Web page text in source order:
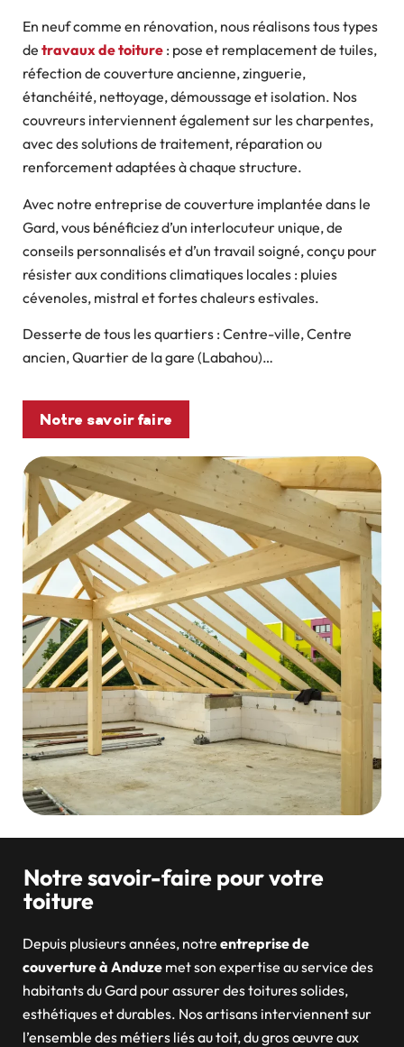
En neuf comme en rénovation, nous réalisons tous types
de travaux de toiture : pose et remplacement de tuiles,
réfection de couverture ancienne, zinguerie,
étanchéité, nettoyage, démoussage et isolation. Nos
couvreurs interviennent également sur les charpentes,
avec des solutions de traitement, réparation ou
renforcement adaptées à chaque structure.
Avec notre entreprise de couverture implantée dans le
Gard, vous bénéficiez d’un interlocuteur unique, de
conseils personnalisés et d’un travail soigné, conçu pour
résister aux conditions climatiques locales : pluies
cévenoles, mistral et fortes chaleurs estivales.
Desserte de tous les quartiers : Centre-ville, Centre
ancien, Quartier de la gare (Labahou)…
Notre savoir faire
Notre savoir-faire pour votre
toiture
Depuis plusieurs années, notre entreprise de
couverture à Anduze met son expertise au service des
habitants du Gard pour assurer des toitures solides,
esthétiques et durables. Nos artisans interviennent sur
l’ensemble des métiers liés au toit, du gros œuvre aux